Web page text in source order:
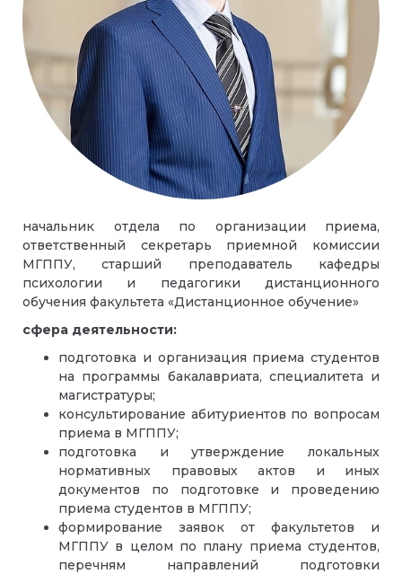
начальник отдела по организации приема,
ответственный секретарь приемной комиссии
МГППУ, старший преподаватель кафедры
психологии и педагогики дистанционного
обучения факультета «Дистанционное обучение»
сфера деятельности:
подготовка и организация приема студентов
на программы бакалавриата, специалитета и
магистратуры;
консультирование абитуриентов по вопросам
приема в МГППУ;
подготовка и утверждение локальных
нормативных правовых актов и иных
документов по подготовке и проведению
приема студентов в МГППУ;
формирование заявок от факультетов и
МГППУ в целом по плану приема студентов,
перечням направлений подготовки